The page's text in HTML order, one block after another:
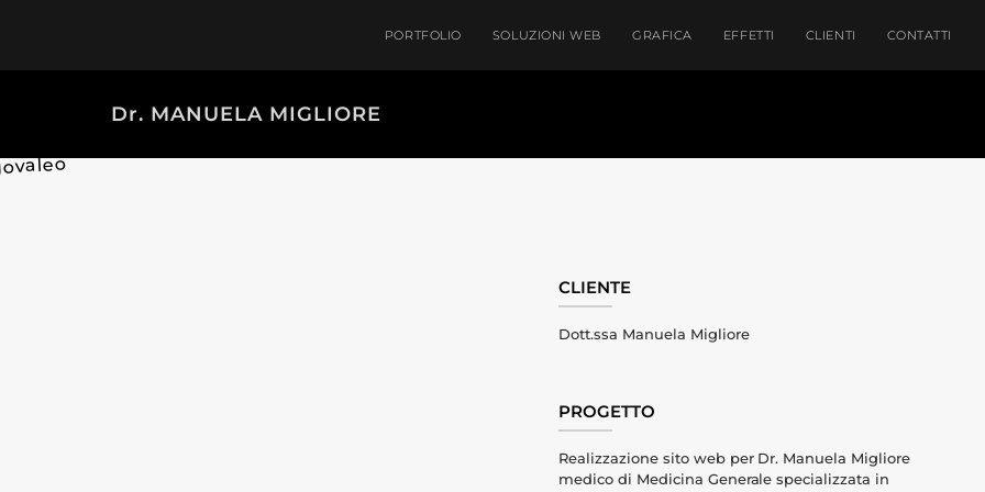
PORTFOLIO SOLUZIONI WEB GRAFICA EFFETTI CLIENTI CONTATTI
Dr. MANUELA MIGLIORE
CLIENTE
Dott.ssa Manuela Migliore
PROGETTO
Realizzazione sito web per Dr. Manuela Migliore
medico di Medicina Generale specializzata in